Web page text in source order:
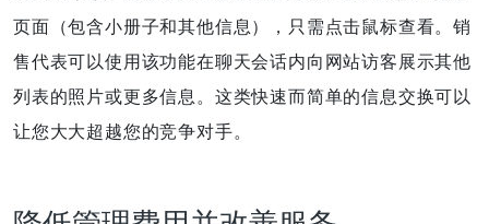
页面（包含小册子和其他信息），只需点击鼠标查看。销
售代表可以使用该功能在聊天会话内向网站访客展示其他
列表的照片或更多信息。这类快速而简单的信息交换可以
让您大大超越您的竞争对手。